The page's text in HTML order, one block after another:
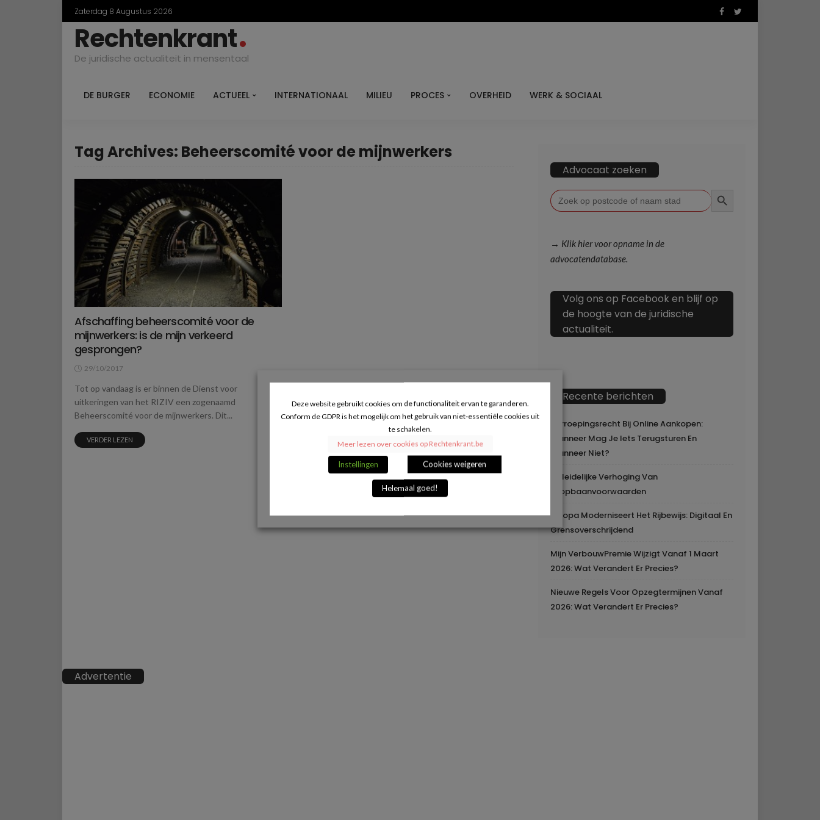
Zaterdag 8 Augustus 2026
Rechtenkrant
De juridische actualiteit in mensentaal
DE BURGER ECONOMIE ACTUEEL INTERNATIONAAL MILIEU PROCES OVERHEID WERK & SOCIAAL
Tag Archives: Beheerscomité voor de mijnwerkers
Afschaffing beheerscomité voor de
mijnwerkers: is de mijn verkeerd
gesprongen?
29/10/2017
Tot op vandaag is er binnen de Dienst voor
uitkeringen van het RIZIV een zogenaamd
Beheerscomité voor de mijnwerkers. Dit...
VERDER LEZEN
Advocaat zoeken
Zoek
naar:
→ Klik hier voor opname in de
advocatendatabase.
Volg ons op Facebook en blijf op
de hoogte van de juridische
actualiteit.
Recente berichten
Herroepingsrecht Bij Online Aankopen:
Wanneer Mag Je Iets Terugsturen En
Wanneer Niet?
Geleidelijke Verhoging Van
Loopbaanvoorwaarden
Europa Moderniseert Het Rijbewijs: Digitaal En
Grensoverschrijdend
Mijn VerbouwPremie Wijzigt Vanaf 1 Maart
2026: Wat Verandert Er Precies?
Nieuwe Regels Voor Opzegtermijnen Vanaf
2026: Wat Verandert Er Precies?
Advertentie
Deze website gebruikt cookies om de functionaliteit ervan te garanderen.
Conform de GDPR is het mogelijk om het gebruik van niet-essentiële cookies uit
te schakelen.
Meer lezen over cookies op Rechtenkrant.be
Instellingen Cookies weigeren
Helemaal goed!